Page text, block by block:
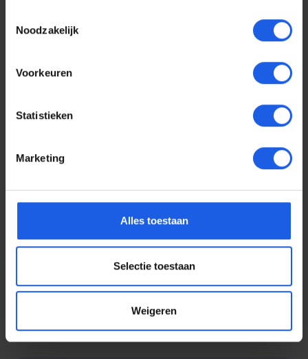
Noodzakelijk
Voorkeuren
Statistieken
Marketing
Alles toestaan
Selectie toestaan
Weigeren
Voor elke telefoon een
oortje